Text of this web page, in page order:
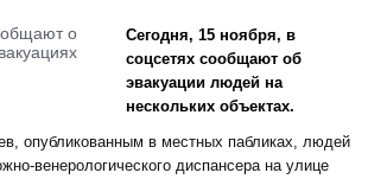
Сегодня, 15 ноября, в
соцсетях сообщают об
эвакуации людей на
нескольких объектах.
опубликованным в местных пабликах, людей
венерологического диспансера на улице